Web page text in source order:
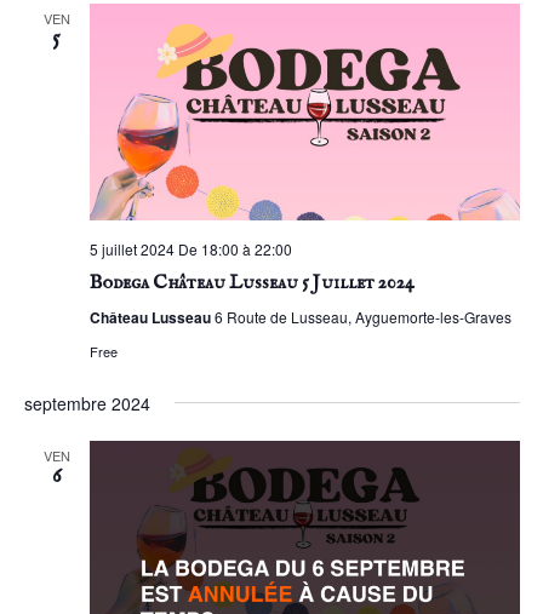
VEN
5
5 juillet 2024 De 18:00 à 22:00
Bodega Château Lusseau 5 Juillet 2024
Château Lusseau6 Route de Lusseau, Ayguemorte-les-Graves
Free
septembre 2024
VEN
6